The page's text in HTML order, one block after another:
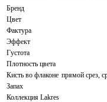
Бренд
Цвет
Фактура
Эффект
Густота
Плотность цвета
Кисть во флаконе прямой срез,
Запах
Коллекция Lakres